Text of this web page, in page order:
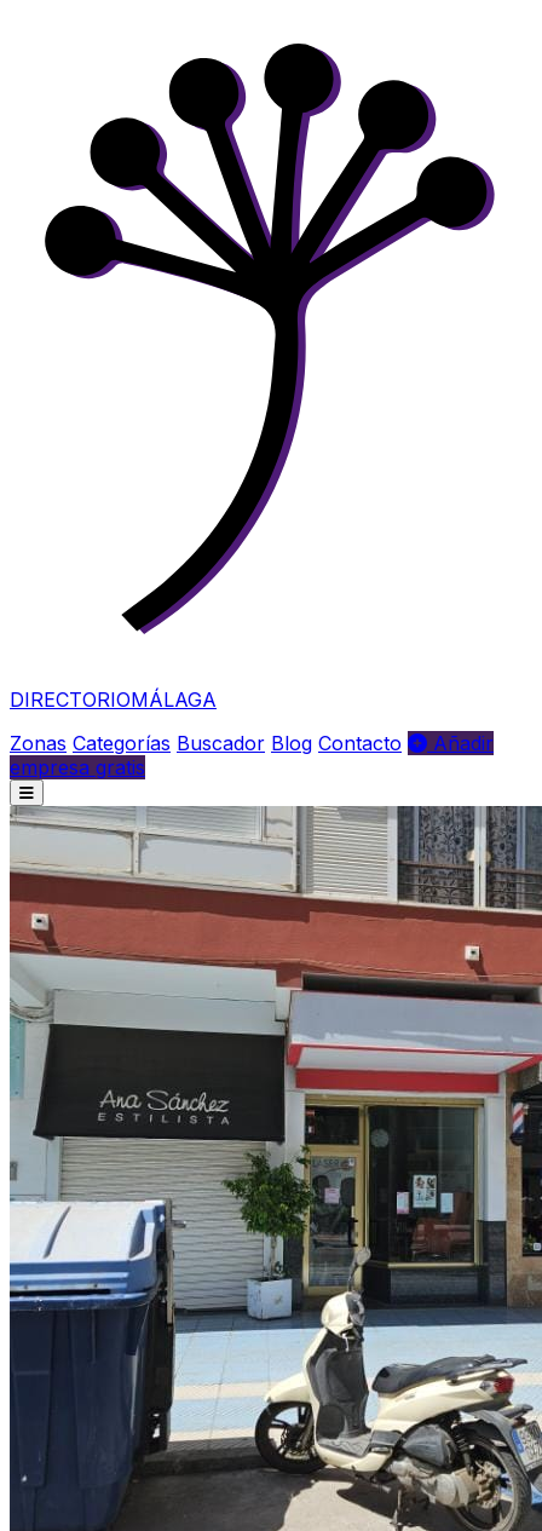
DIRECTORIOMÁLAGA
Zonas Categorías Buscador Blog Contacto
Añadir
empresa gratis